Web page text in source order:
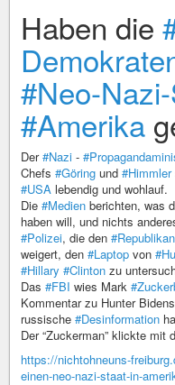
Haben die
#Neo-
#Amerika
Der#Nazi -
Chefs #Göring und #Himmler
#USA lebendig und wohlauf.
Die #Medien berichten, was
haben will, und nichts
#Polizei, die den
weigert, den #Laptop von
#Hillary #Clinton zu
Das #FBI wies Mark
Kommentar zu Hunter
russische #Desinformation
Der “Zuckerman” klickte mit
https://nichtohneuns-
einen-neo-nazi-staat-in-